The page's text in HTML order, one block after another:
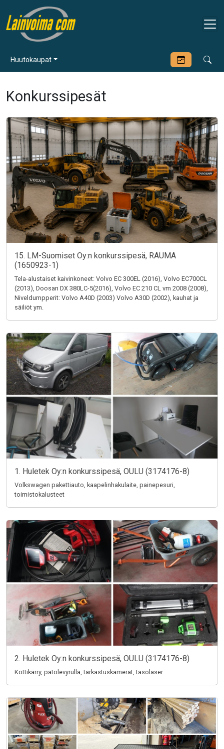
Huutokaupat
Konkurssipesät
15. LM-Suomiset Oy:n konkurssipesä, RAUMA
(1650923-1)
Tela-alustaiset kaivinkoneet: Volvo EC 300EL (2016), Volvo EC700CL
(2013), Doosan DX 380LC-5(2016), Volvo EC 210 CL vm 2008 (2008),
Niveldumpperit: Volvo A40D (2003) Volvo A30D (2002), kauhat ja
säiliöt ym.
1. Huletek Oy:n konkurssipesä, OULU (3174176-8)
Volkswagen pakettiauto, kaapelinhakulaite, painepesuri,
toimistokalusteet
2. Huletek Oy:n konkurssipesä, OULU (3174176-8)
Kottikärry, patolevyrulla, tarkastuskamerat, tasolaser